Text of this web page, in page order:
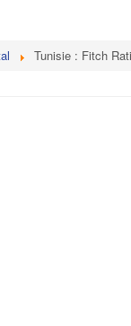
Tunisie : Fitch